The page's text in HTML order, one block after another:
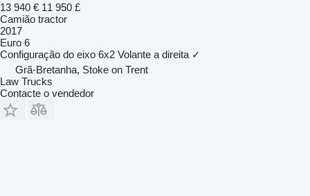
13 940 € 11 950 £
Camião tractor
2017
Euro 6
Configuração do eixo 6x2 Volante a direita ✓
Grã-Bretanha, Stoke on Trent
Law Trucks
Contacte o vendedor